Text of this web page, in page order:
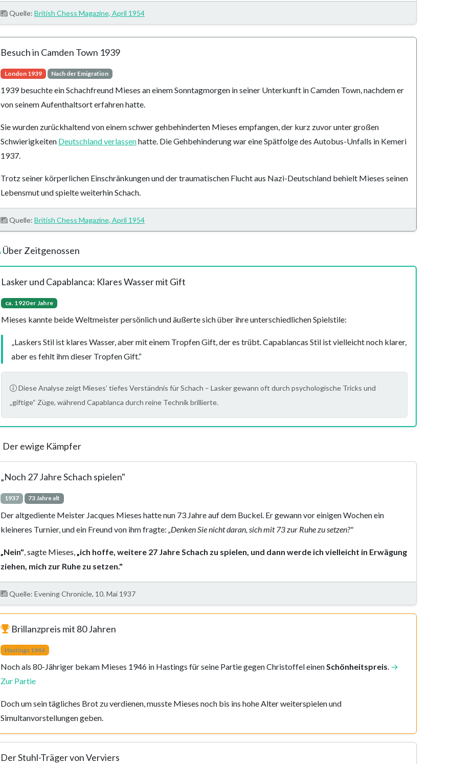
Quelle: British Chess Magazine, April 1954
Besuch in Camden Town 1939
London 1939 Nach der Emigration
1939 besuchte ein Schachfreund Mieses an einem Sonntagmorgen in seiner Unterkunft in Camden Town, nachdem er
von seinem Aufenthaltsort erfahren hatte.
Sie wurden zurückhaltend von einem schwer gehbehinderten Mieses empfangen, der kurz zuvor unter großen
Schwierigkeiten Deutschland verlassenhatte. Die Gehbehinderung war eine Spätfolge des Autobus-Unfalls in Kemeri
1937.
Trotz seiner körperlichen Einschränkungen und der traumatischen Flucht aus Nazi-Deutschland behielt Mieses seinen
Lebensmut und spielte weiterhin Schach.
Quelle: British Chess Magazine, April 1954
Über Zeitgenossen
Lasker und Capablanca: Klares Wasser mit Gift
ca. 1920er Jahre
Mieses kannte beide Weltmeister persönlich und äußerte sich über ihre unterschiedlichen Spielstile:
„Laskers Stil ist klares Wasser, aber mit einem Tropfen Gift, der es trübt. Capablancas Stil ist vielleicht noch klarer,
aber es fehlt ihm dieser Tropfen Gift.“
Diese Analyse zeigt Mieses’ tiefes Verständnis für Schach – Lasker gewann oft durch psychologische Tricks und
„giftige“ Züge, während Capablanca durch reine Technik brillierte.
Der ewige Kämpfer
„Noch 27 Jahre Schach spielen"
1937 73 Jahre alt
Der altgediente Meister Jacques Mieses hatte nun 73 Jahre auf dem Buckel. Er gewann vor einigen Wochen ein
kleineres Turnier, und ein Freund von ihm fragte: „Denken Sie nicht daran, sich mit 73 zur Ruhe zu setzen?"
„Nein" , sagte Mieses,
„ich hoffe, weitere 27 Jahre Schach zu spielen, und dann werde ich vielleicht in Erwägung
ziehen, mich zur Ruhe zu setzen."
Quelle: Evening Chronicle, 10. Mai 1937
Brillanzpreis mit 80 Jahren
Hastings 1946
Noch als 80-Jähriger bekam Mieses 1946 in Hastings für seine Partie gegen Christoffel einen Schönheitspreis →
Zur Partie
Doch um sein tägliches Brot zu verdienen, musste Mieses noch bis ins hohe Alter weiterspielen und
Simultanvorstellungen geben.
Der Stuhl-Träger von Verviers